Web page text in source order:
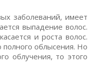
заболеваний, имеет
выпадение волос.
и роста волос.
облысения. Но
облучения, то этого